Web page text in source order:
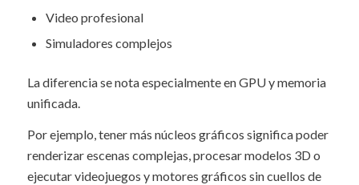
Video profesional
Simuladores complejos
La diferencia se nota especialmente en GPU y memoria
unificada.
Por ejemplo, tener más núcleos gráficos significa poder
renderizar escenas complejas, procesar modelos 3D o
ejecutar videojuegos y motores gráficos sin cuellos de